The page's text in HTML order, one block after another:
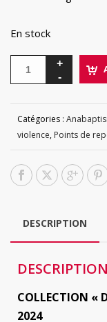
En stock
Catégories :
violence, Points de
DESCRIPTION
DESCRIPTION
COLLECTION «
2024